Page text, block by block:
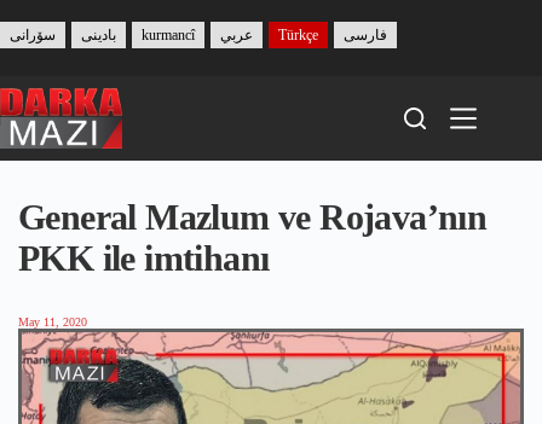
content
بادینی سۆرانی kurmancî عربي Türkçe فارسی
General Mazlum ve Rojava’nın
PKK ile imtihanı
May 11, 2020